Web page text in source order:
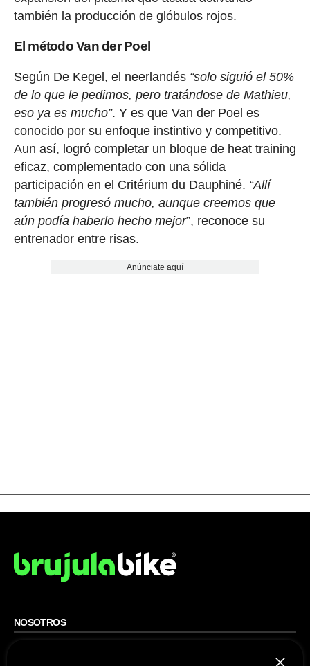
también la producción de glóbulos rojos.
El método Van der Poel
Según De Kegel, el neerlandés “solo siguió el 50%
de lo que le pedimos, pero tratándose de Mathieu,
eso ya es mucho”. Y es que Van der Poel es
conocido por su enfoque instintivo y competitivo.
Aun así, logró completar un bloque de heat training
eficaz, complementado con una sólida
participación en el Critérium du Dauphiné. “Allí
también progresó mucho, aunque creemos que
aún podía haberlo hecho mejor”, reconoce su
entrenador entre risas.
Anúnciate aquí
NOSOTROS